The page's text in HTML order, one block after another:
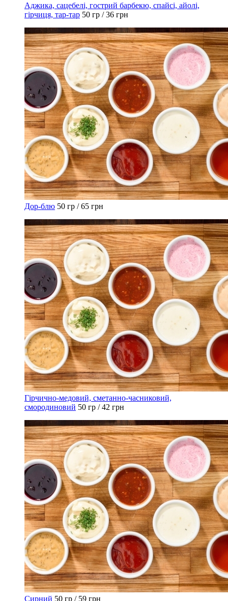
Аджика, сацебелі, гострий барбекю, спайсі, айолі,
гірчиця, тар-тар 50 гр / 36 грн
Дор-блю 50 гр / 65 грн
Гірчично-медовий, сметанно-часниковий,
смородиновий 50 гр / 42 грн
Сирний 50 гр / 59 грн